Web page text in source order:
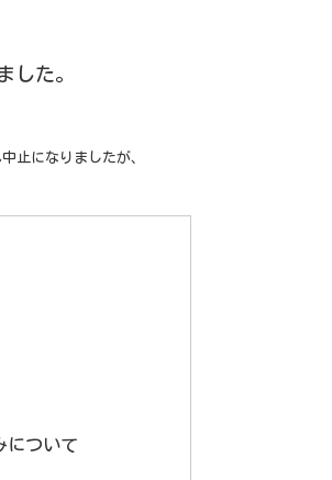
した。
止になりましたが、
について